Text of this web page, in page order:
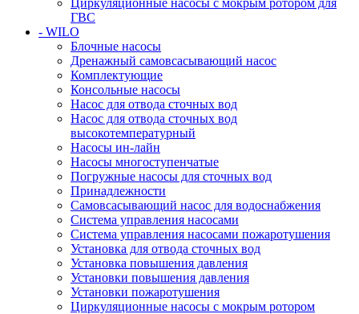
Циркуляционные насосы с мокрым ротором для
ГВС
- WILO
Блочные насосы
Дренажный самовсасывающий насос
Комплектующие
Консольные насосы
Насос для отвода сточных вод
Насос для отвода сточных вод
высокотемпературный
Насосы ин-лайн
Насосы многоступенчатые
Погружные насосы для сточных вод
Принадлежности
Самовсасывающий насос для водоснабжения
Система управления насосами
Система управления насосами пожаротушения
Установка для отвода сточных вод
Установка повышения давления
Установки повышения давления
Установки пожаротушения
Циркуляционные насосы с мокрым ротором